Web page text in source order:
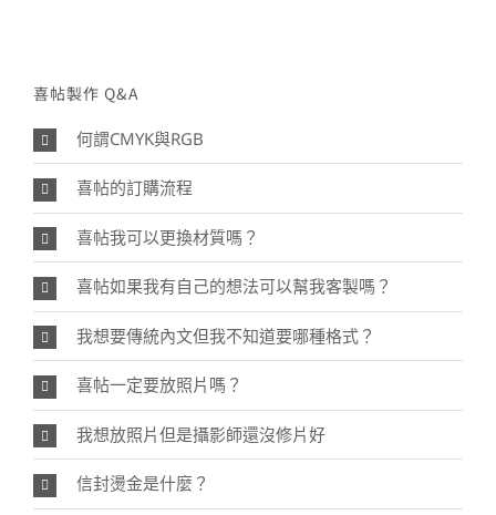
喜帖製作 Q&A
何謂CMYK與RGB
喜帖的訂購流程
喜帖我可以更換材質嗎？
喜帖如果我有自己的想法可以幫我客製嗎？
我想要傳統內文但我不知道要哪種格式？
喜帖一定要放照片嗎？
我想放照片但是攝影師還沒修片好
信封燙金是什麼？